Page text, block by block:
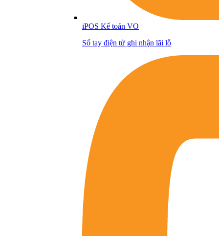
iPOS Kế toán VO
Sổ tay điện tử ghi nhận lãi lỗ